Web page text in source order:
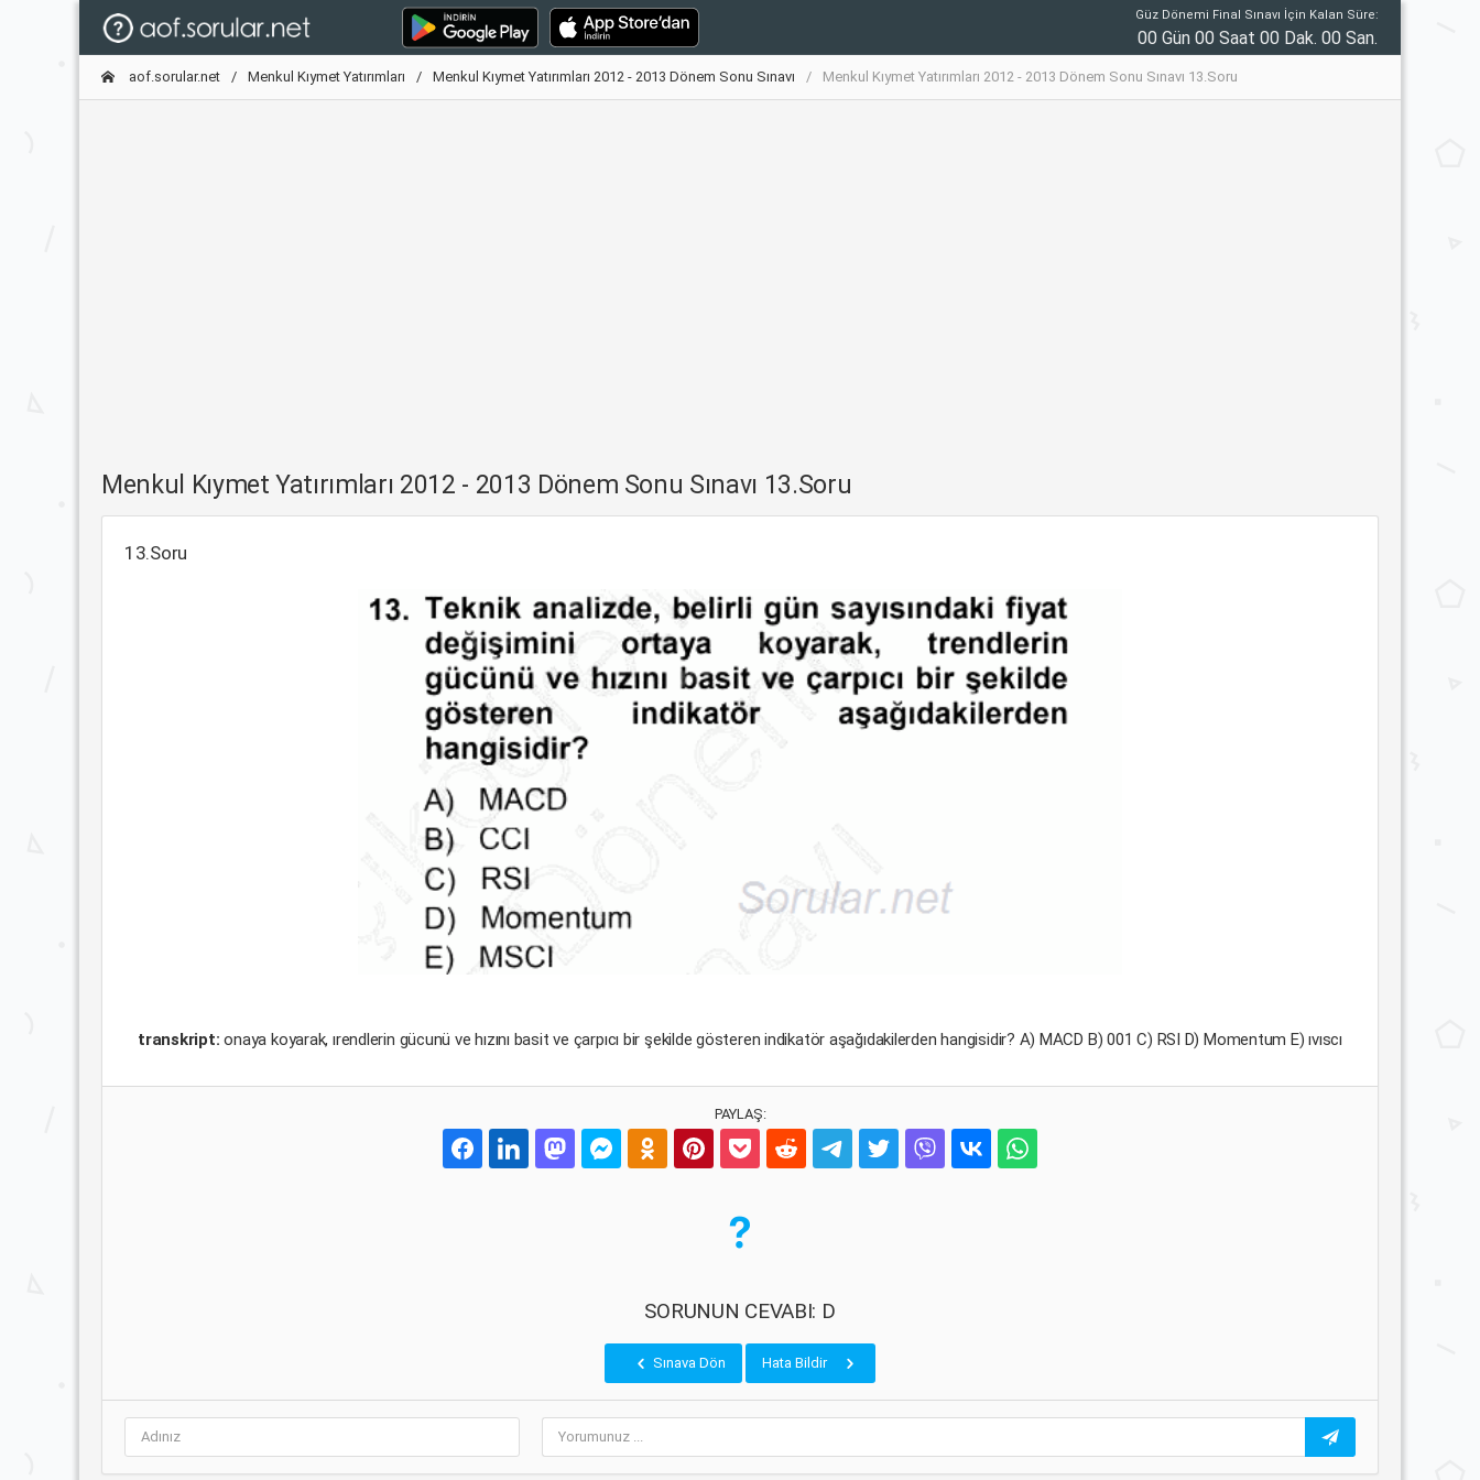
Güz Dönemi Final Sınavı İçin Kalan Süre:
00 Gün 00 Saat 00 Dak. 00 San.
aof.sorular.net Menkul Kıymet Yatırımları Menkul Kıymet Yatırımları 2012 - 2013 Dönem Sonu Sınavı Menkul Kıymet Yatırımları 2012 - 2013 Dönem Sonu Sınavı 13.Soru
Menkul Kıymet Yatırımları 2012 - 2013 Dönem Sonu Sınavı 13.Soru
13.Soru
transkript:onaya koyarak, ırendlerin gücunü ve hızını basit ve çarpıcı bir şekilde gösteren indikatör aşağıdakilerden hangisidir? A) MACD B) 001 C) RSI D) Momentum E) ıvıscı
PAYLAŞ:
SORUNUN CEVABI: D
Sınava Dön Hata Bildir